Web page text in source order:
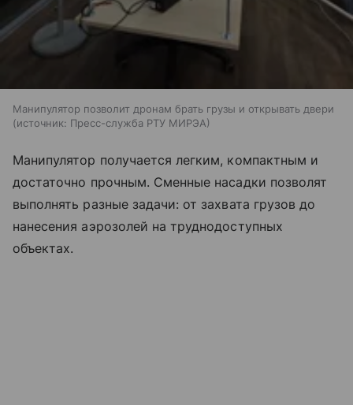
Манипулятор позволит дронам брать грузы и открывать двери
источник: Пресс-служба РТУ МИРЭА
Манипулятор получается легким, компактным и
достаточно прочным. Сменные насадки позволят
выполнять разные задачи: от захвата грузов до
нанесения аэрозолей на труднодоступных
объектах.